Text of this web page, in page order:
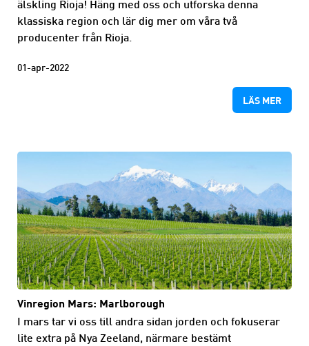
älskling Rioja! Häng med oss och utforska denna
klassiska region och lär dig mer om våra två
producenter från Rioja.
01-apr-2022
LÄS MER
Vinregion Mars: Marlborough
I mars tar vi oss till andra sidan jorden och fokuserar
lite extra på Nya Zeeland, närmare bestämt